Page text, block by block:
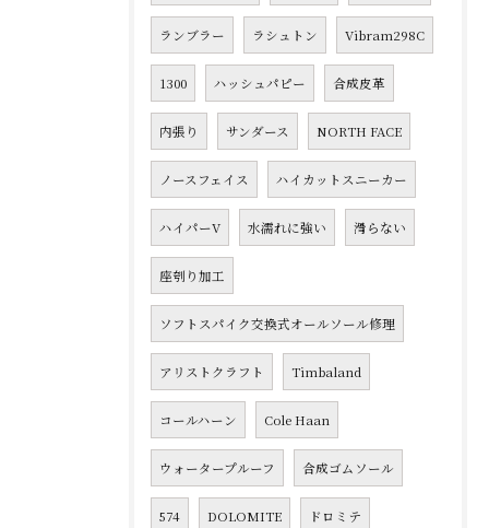
ランブラー ラシュトン Vibram298C
1300 ハッシュパピー 合成皮革
内張り サンダース NORTH FACE
ノースフェイス ハイカットスニーカー
ハイパーV 水濡れに強い 滑らない
座刳り加工
ソフトスパイク交換式オールソール修理
アリストクラフト Timbaland
コールハーン Cole Haan
ウォータープルーフ 合成ゴムソール
574 DOLOMITE ドロミテ